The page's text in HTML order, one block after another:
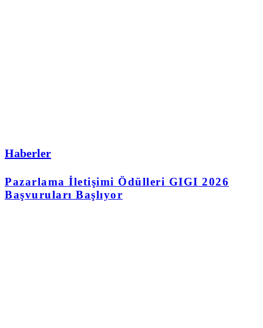
Haberler
Pazarlama İletişimi Ödülleri GIGI 2026
Başvuruları Başlıyor